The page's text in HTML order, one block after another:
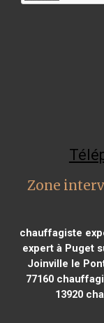
Zone
chauffagiste
expert à Puget
Joinville le
77160
13920